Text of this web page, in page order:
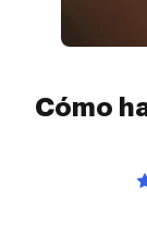
Cómo